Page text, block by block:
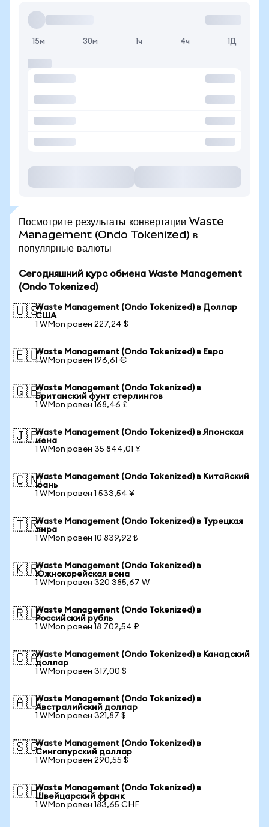
15м 30м 1ч 4ч 1Д
Посмотрите результаты конвертации Waste
Management (Ondo Tokenized) в
популярные валюты
Сегодняшний курс обмена Waste Management
(Ondo Tokenized)
🇺🇸Waste Management (Ondo Tokenized) в Доллар
США
1 WMon равен 227,24 $
🇪🇺Waste Management (Ondo Tokenized) в Евро
1 WMon равен 196,61 €
🇬🇧Waste Management (Ondo Tokenized) в
Британский фунт стерлингов
1 WMon равен 168,46 £
🇯🇵Waste Management (Ondo Tokenized) в Японская
иена
1 WMon равен 35 844,01 ¥
🇨🇳Waste Management (Ondo Tokenized) в Китайский
юань
1 WMon равен 1 533,54 ¥
🇹🇷Waste Management (Ondo Tokenized) в Турецкая
лира
1 WMon равен 10 839,92 ₺
🇰🇷Waste Management (Ondo Tokenized) в
Южнокорейская вона
1 WMon равен 320 385,67 ₩
🇷🇺Waste Management (Ondo Tokenized) в
Российский рубль
1 WMon равен 18 702,54 ₽
🇨🇦Waste Management (Ondo Tokenized) в Канадский
доллар
1 WMon равен 317,00 $
🇦🇺Waste Management (Ondo Tokenized) в
Австралийский доллар
1 WMon равен 321,87 $
🇸🇬Waste Management (Ondo Tokenized) в
Сингапурский доллар
1 WMon равен 290,55 $
🇨🇭Waste Management (Ondo Tokenized) в
Швейцарский франк
1 WMon равен 183,65 CHF